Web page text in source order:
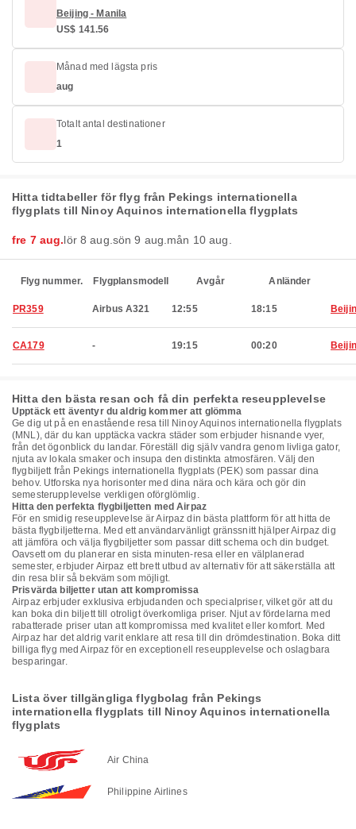
Beijing - Manila
US$ 141.56
Månad med lägsta pris
aug
Totalt antal destinationer
1
Hitta tidtabeller för flyg från Pekings internationella
flygplats till Ninoy Aquinos internationella flygplats
fre 7 aug.lör 8 aug. sön 9 aug. mån 10 aug.
Flyg nummer. Flygplansmodell Avgår Anländer
PR359 Airbus A321 12:55 18:15
CA179 - 19:15 00:20
Hitta den bästa resan och få din perfekta reseupplevelse
Upptäck ett äventyr du aldrig kommer att glömma
Ge dig ut på en enastående resa till Ninoy Aquinos internationella flygplats
(MNL), där du kan upptäcka vackra städer som erbjuder hisnande vyer,
från det ögonblick du landar. Föreställ dig själv vandra genom livliga gator,
njuta av lokala smaker och insupa den distinkta atmosfären. Välj den
flygbiljett från Pekings internationella flygplats (PEK) som passar dina
behov. Utforska nya horisonter med dina nära och kära och gör din
semesterupplevelse verkligen oförglömlig.
Hitta den perfekta flygbiljetten med Airpaz
För en smidig reseupplevelse är Airpaz din bästa plattform för att hitta de
bästa flygbiljetterna. Med ett användarvänligt gränssnitt hjälper Airpaz dig
att jämföra och välja flygbiljetter som passar ditt schema och din budget.
Oavsett om du planerar en sista minuten-resa eller en välplanerad
semester, erbjuder Airpaz ett brett utbud av alternativ för att säkerställa att
din resa blir så bekväm som möjligt.
Prisvärda biljetter utan att kompromissa
Airpaz erbjuder exklusiva erbjudanden och specialpriser, vilket gör att du
kan boka din biljett till otroligt överkomliga priser. Njut av fördelarna med
rabatterade priser utan att kompromissa med kvalitet eller komfort. Med
Airpaz har det aldrig varit enklare att resa till din drömdestination. Boka ditt
billiga flyg med Airpaz för en exceptionell reseupplevelse och oslagbara
besparingar.
Lista över tillgängliga flygbolag från Pekings
internationella flygplats till Ninoy Aquinos internationella
flygplats
Air China
Philippine Airlines